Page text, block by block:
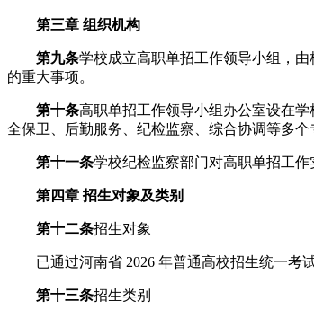
第三章 组织机构
第九条学校成立高职单招工作领导小组，
的重大事项。
第十条高职单招工作领导小组办公室设在
全保卫、后勤服务、纪检监察、综合协调等多
第十一条学校纪检监察部门对高职单招工
第四章 招生对象及类别
第十二条招生对象
已通过河南省 2026 年普通高校招生统一考试
第十三条招生类别